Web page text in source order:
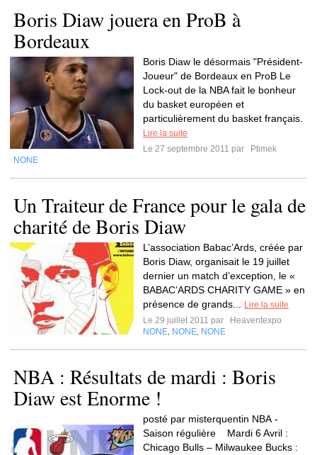
Boris Diaw jouera en ProB à
Bordeaux
Boris Diaw le désormais "Président-
Joueur" de Bordeaux en ProB Le
Lock-out de la NBA fait le bonheur
du basket européen et
particulièrement du basket français.
Lire la suite
Le 27 septembre 2011 par
Ptimek
NONE
Un Traiteur de France pour le gala de
charité de Boris Diaw
L’association Babac’Ards, créée par
Boris Diaw, organisait le 19 juillet
dernier un match d’exception, le «
BABAC’ARDS CHARITY GAME » en
présence de grands...
Lire la suite
Le 29 juillet 2011 par
Heaventexpo
NONE NONE NONE
NBA : Résultats de mardi : Boris
Diaw est Enorme !
posté par misterquentin NBA -
Saison régulière Mardi 6 Avril :
Chicago Bulls – Milwaukee Bucks :